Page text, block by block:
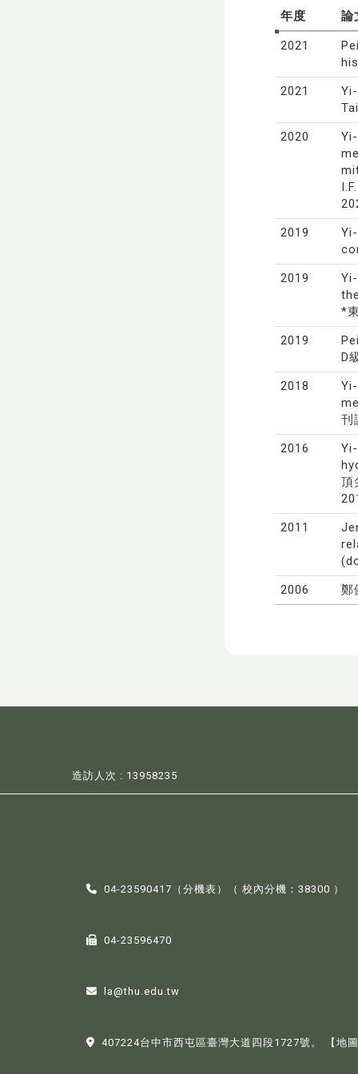
年度 論
2021
2021
2020
2019
2019
*
2019
D
2018
刊
2016
頂
2011
2006
鄭
造訪人次 : 13958235
04-23590417（分機表 ）（ 校內分機：38300 ）
04-23596470
la@thu.edu.tw
407224台中市西屯區臺灣大道四段1727號。 【地